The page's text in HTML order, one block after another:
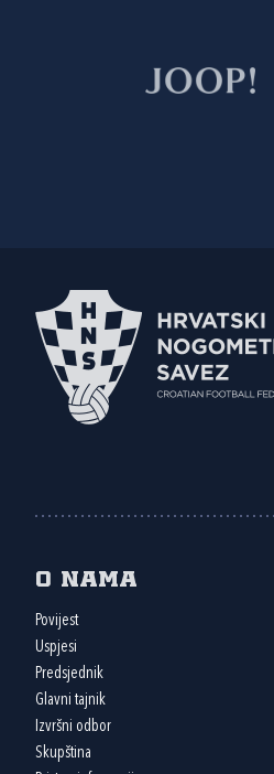
O nama
Povijest
Uspjesi
Predsjednik
Glavni tajnik
Izvršni odbor
Skupština